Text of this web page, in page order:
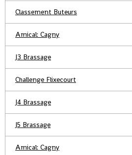
Classement Buteurs
Amical: Cagny
J3 Brassage
Challenge Flixecourt
J4 Brassage
J5 Brassage
Amical: Cagny